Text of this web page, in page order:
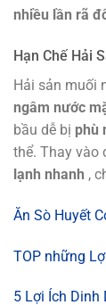
nhiều lần rã
Hạn Chế Hải
Hải sản muối
ngâm nước
bầu dễ bị phù
thể. Thay vào
lạnh nhanh ,
Ăn Sò Huyết
TOP những
5 Lợi Ích Dinh